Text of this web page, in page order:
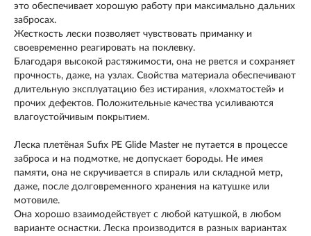
это обеспечивает хорошую работу при максимально дальних
забросах.
Жесткость лески позволяет чувствовать приманку и
своевременно реагировать на поклевку.
Благодаря высокой растяжимости, она не рвется и сохраняет
прочность, даже, на узлах. Свойства материала обеспечивают
длительную эксплуатацию без истирания, «лохматостей» и
прочих дефектов. Положительные качества усиливаются
влагоустойчивым покрытием.
Леска плетёная Sufix PE Glide Master не путается в процессе
заброса и на подмотке, не допускает бороды. Не имея
памяти, она не скручивается в спираль или складной метр,
даже, после долговременного хранения на катушке или
мотовиле.
Она хорошо взаимодействует с любой катушкой, в любом
варианте оснастки. Леска производится в разных вариантах